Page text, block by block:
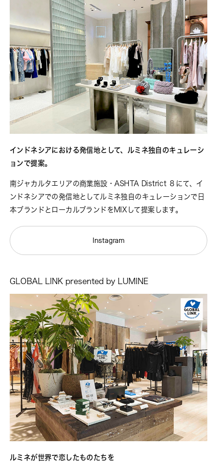
インドネシアにおける発信地として、ルミネ独自のキュレーシ
ョンで提案。
南ジャカルタエリアの商業施設・ASHTA District ８にて、イ
ンドネシアでの発信地としてルミネ独自のキュレーションで日
本ブランドとローカルブランドをMIXして提案します。
Instagram
GLOBAL LINK presented by LUMINE
ルミネが世界で恋したものたちを